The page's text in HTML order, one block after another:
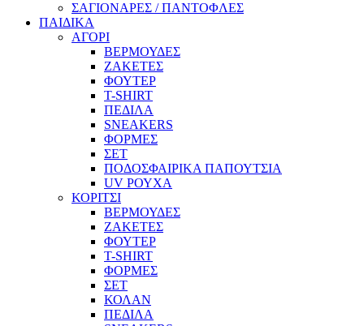
ΣΑΓΙΟΝΑΡΕΣ / ΠΑΝΤΟΦΛΕΣ
ΠΑΙΔΙΚΑ
ΑΓΟΡΙ
ΒΕΡΜΟΥΔΕΣ
ΖΑΚΕΤΕΣ
ΦΟΥΤΕΡ
T-SHIRT
ΠΕΔΙΛΑ
SNEAKERS
ΦΟΡΜΕΣ
ΣΕΤ
ΠΟΔΟΣΦΑΙΡΙΚΑ ΠΑΠΟΥΤΣΙΑ
UV ΡΟΥΧΑ
ΚΟΡΙΤΣΙ
ΒΕΡΜΟΥΔΕΣ
ΖΑΚΕΤΕΣ
ΦΟΥΤΕΡ
T-SHIRT
ΦΟΡΜΕΣ
ΣΕΤ
ΚΟΛΑΝ
ΠΕΔΙΛΑ